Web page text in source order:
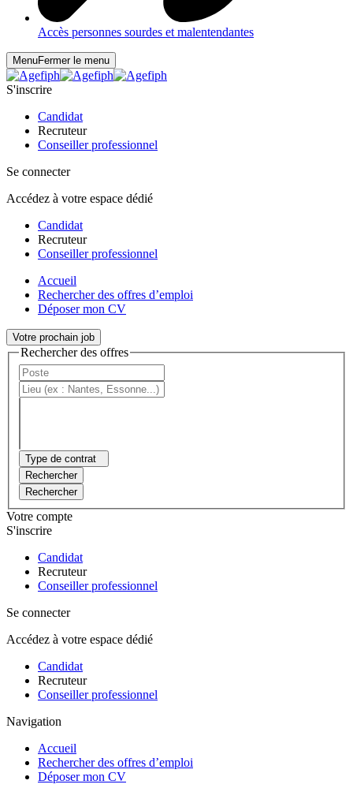
Accès personnes sourdes et malentendantes
MenuFermer le menu
S'inscrire
Candidat
Recruteur
Conseiller professionnel
Se connecter
Accédez à votre espace dédié
Candidat
Recruteur
Conseiller professionnel
Accueil
Rechercher des offres d’emploi
Déposer mon CV
Votre prochain job
Rechercher des offres
Type de contrat
Rechercher
Rechercher
Votre compte
S'inscrire
Candidat
Recruteur
Conseiller professionnel
Se connecter
Accédez à votre espace dédié
Candidat
Recruteur
Conseiller professionnel
Navigation
Accueil
Rechercher des offres d’emploi
Déposer mon CV